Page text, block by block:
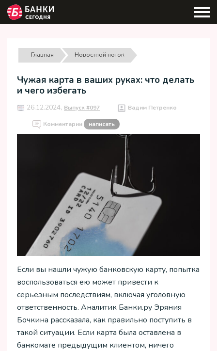
Главная Новостной поток
Чужая карта в ваших руках: что делать
и чего избегать
26.12.2024, Выпуск #097 Вадим Петренко
Комментарии написать
Если вы нашли чужую банковскую карту, попытка
воспользоваться ею может привести к
серьезным последствиям, включая уголовную
ответственность. Аналитик Банки.ру Эряния
Бочкина рассказала, как правильно поступить в
такой ситуации. Если карта была оставлена в
банкомате предыдущим клиентом, ничего